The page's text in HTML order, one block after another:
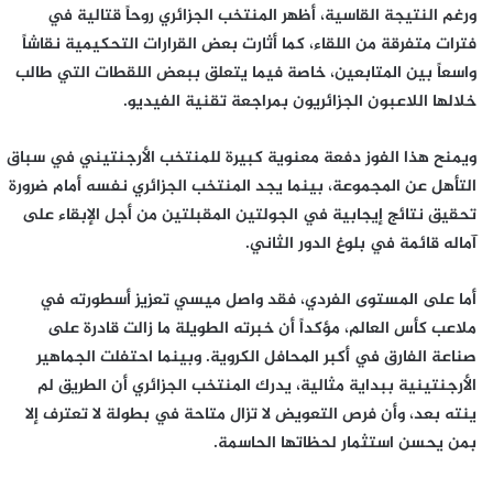
ورغم النتيجة القاسية، أظهر المنتخب الجزائري روحاً قتالية في
فترات متفرقة من اللقاء، كما أثارت بعض القرارات التحكيمية نقاشاً
واسعاً بين المتابعين، خاصة فيما يتعلق ببعض اللقطات التي طالب
خلالها اللاعبون الجزائريون بمراجعة تقنية الفيديو.
ويمنح هذا الفوز دفعة معنوية كبيرة للمنتخب الأرجنتيني في سباق
التأهل عن المجموعة، بينما يجد المنتخب الجزائري نفسه أمام ضرورة
تحقيق نتائج إيجابية في الجولتين المقبلتين من أجل الإبقاء على
آماله قائمة في بلوغ الدور الثاني.
أما على المستوى الفردي، فقد واصل ميسي تعزيز أسطورته في
ملاعب كأس العالم، مؤكداً أن خبرته الطويلة ما زالت قادرة على
صناعة الفارق في أكبر المحافل الكروية. وبينما احتفلت الجماهير
الأرجنتينية ببداية مثالية، يدرك المنتخب الجزائري أن الطريق لم
ينته بعد، وأن فرص التعويض لا تزال متاحة في بطولة لا تعترف إلا
بمن يحسن استثمار لحظاتها الحاسمة.